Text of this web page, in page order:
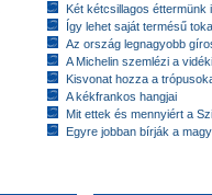
Két kétcsillagos éttermünk
Így lehet saját termésű
Az ország legnagyobb
A Michelin szemlézi a
Kisvonat hozza a
A kékfrankos hangjai
Mit ettek és mennyiért a
Egyre jobban bírják a